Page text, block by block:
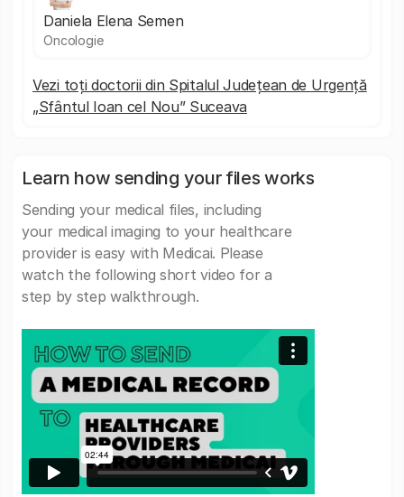
Daniela Elena Semen
Oncologie
Vezi toți doctorii din Spitalul Județean de Urgență
„Sfântul Ioan cel Nou” Suceava
Learn how sending your files works
Sending your medical files, including
your medical imaging to your healthcare
provider is easy with Medicai. Please
watch the following short video for a
step by step walkthrough.